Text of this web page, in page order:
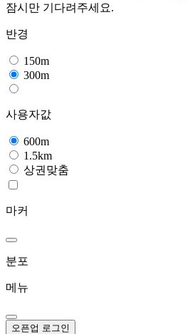
잠시만 기다려주세요.
반경
150m
300m
사용자값
600m
1.5km
상권맞춤
마커
분포
메뉴
오픈업 로그인